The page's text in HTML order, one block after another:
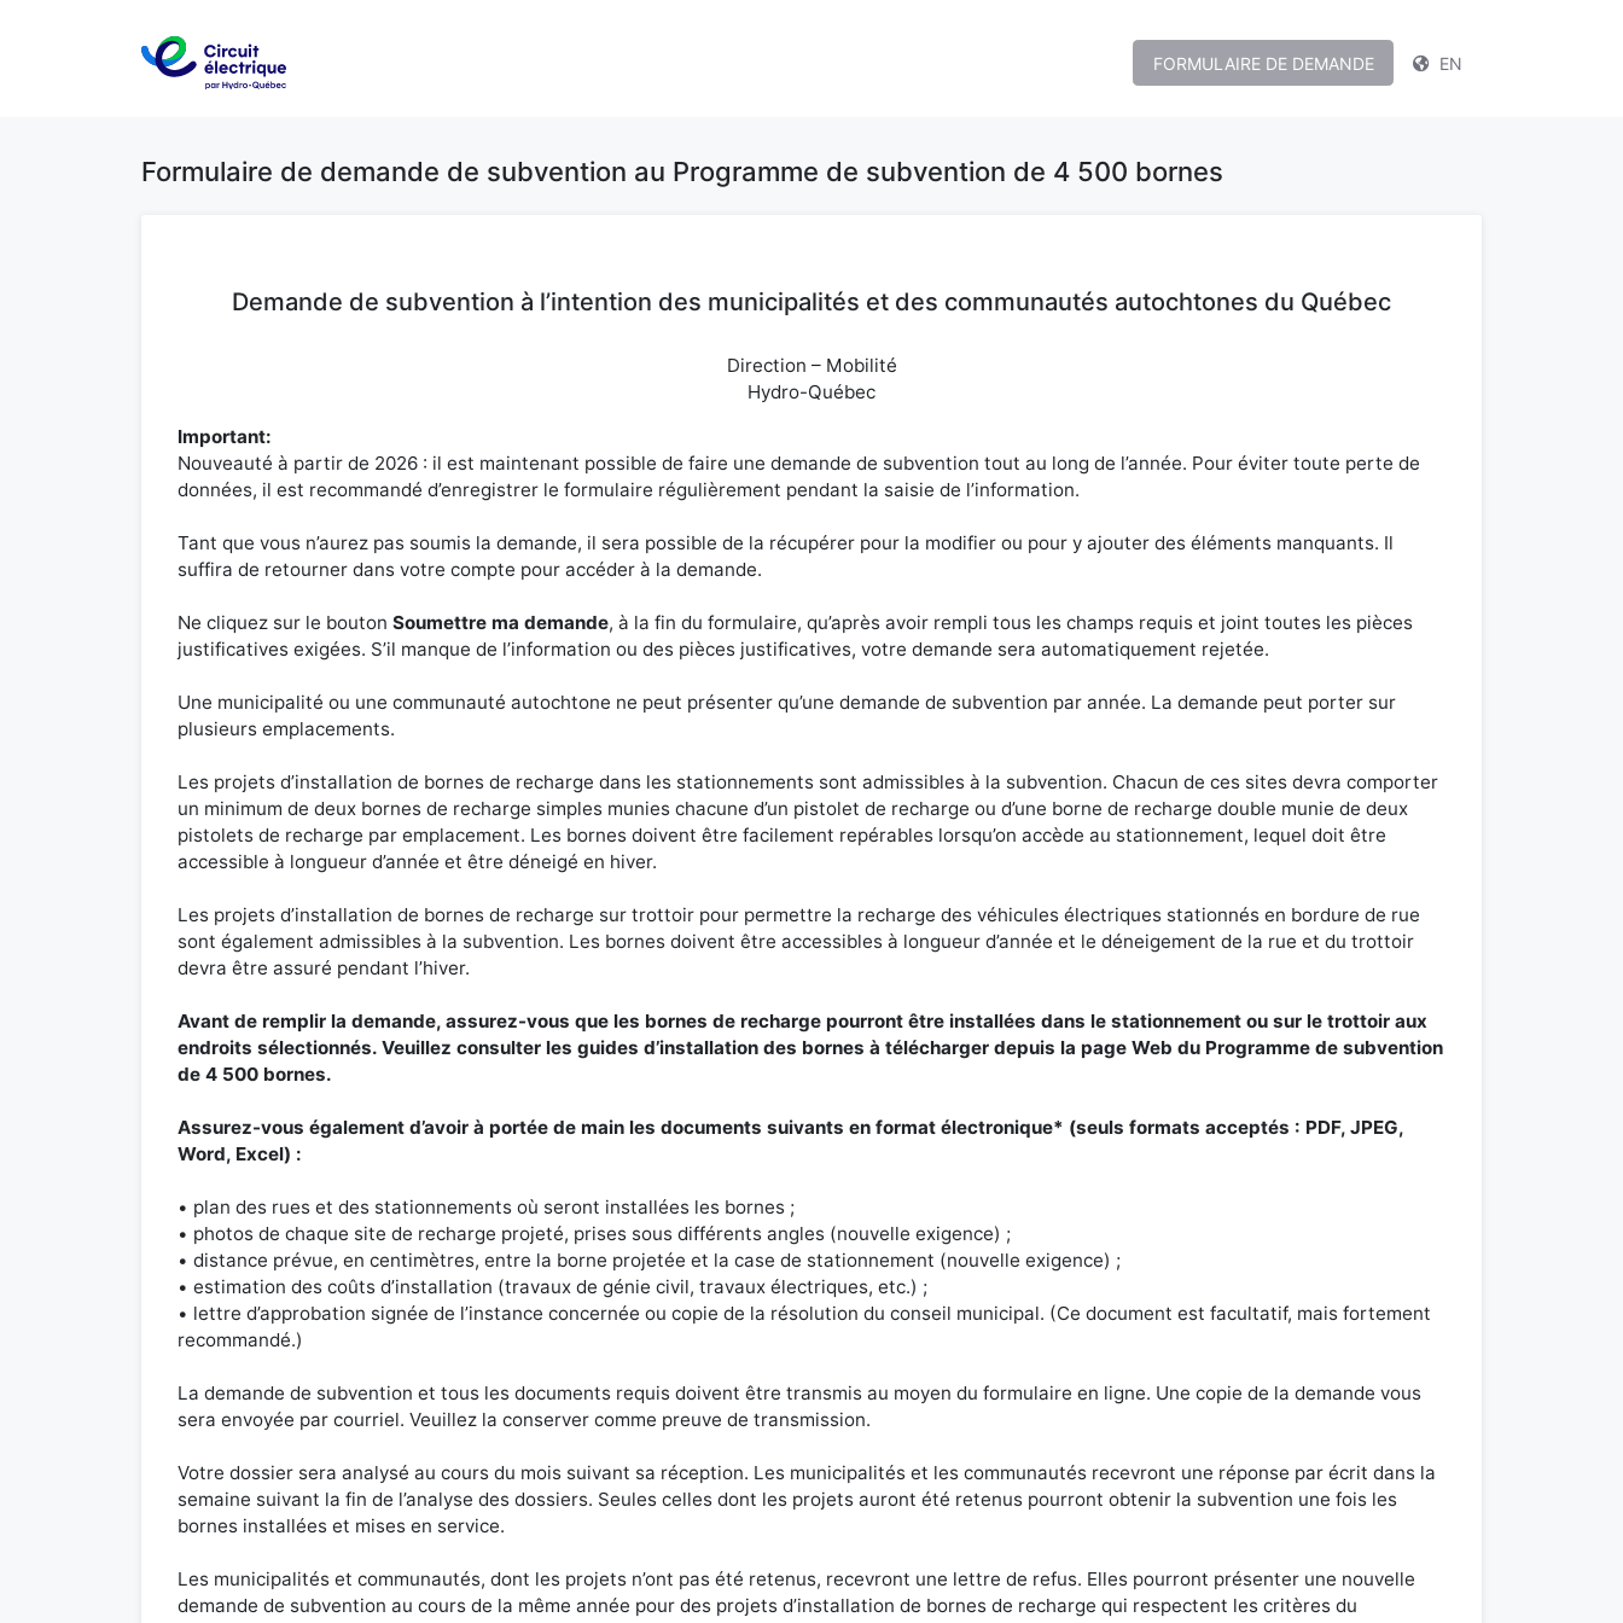
FORMULAIRE DE DEMANDE EN
Formulaire de demande de subvention au Programme de subvention de 4 500 bornes
Demande de subvention à l’intention des municipalités et des communautés autochtones du Québec
Direction – Mobilité
Hydro-Québec
Important:
Nouveauté à partir de 2026 : il est maintenant possible de faire une demande de subvention tout au long de l’année. Pour éviter toute perte de
données, il est recommandé d’enregistrer le formulaire régulièrement pendant la saisie de l’information.
Tant que vous n’aurez pas soumis la demande, il sera possible de la récupérer pour la modifier ou pour y ajouter des éléments manquants. Il
suffira de retourner dans votre compte pour accéder à la demande.
Ne cliquez sur le boutonSoumettre ma demande, à la fin du formulaire, qu’après avoir rempli tous les champs requis et joint toutes les pièces
justificatives exigées. S’il manque de l’information ou des pièces justificatives, votre demande sera automatiquement rejetée.
Une municipalité ou une communauté autochtone ne peut présenter qu’une demande de subvention par année. La demande peut porter sur
plusieurs emplacements.
Les projets d’installation de bornes de recharge dans les stationnements sont admissibles à la subvention. Chacun de ces sites devra comporter
un minimum de deux bornes de recharge simples munies chacune d’un pistolet de recharge ou d’une borne de recharge double munie de deux
pistolets de recharge par emplacement. Les bornes doivent être facilement repérables lorsqu’on accède au stationnement, lequel doit être
accessible à longueur d’année et être déneigé en hiver.
Les projets d’installation de bornes de recharge sur trottoir pour permettre la recharge des véhicules électriques stationnés en bordure de rue
sont également admissibles à la subvention. Les bornes doivent être accessibles à longueur d’année et le déneigement de la rue et du trottoir
devra être assuré pendant l’hiver.
Avant de remplir la demande, assurez-vous que les bornes de recharge pourront être installées dans le stationnement ou sur le trottoir aux
endroits sélectionnés. Veuillez consulter les guides d’installation des bornes à télécharger depuis la page Web du Programme de subvention
de 4 500 bornes.
Assurez-vous également d’avoir à portée de main les documents suivants en format électronique* (seuls formats acceptés : PDF, JPEG,
Word, Excel) :
• plan des rues et des stationnements où seront installées les bornes ;
• photos de chaque site de recharge projeté, prises sous différents angles (nouvelle exigence) ;
• distance prévue, en centimètres, entre la borne projetée et la case de stationnement (nouvelle exigence) ;
• estimation des coûts d’installation (travaux de génie civil, travaux électriques, etc.) ;
• lettre d’approbation signée de l’instance concernée ou copie de la résolution du conseil municipal. (Ce document est facultatif, mais fortement
recommandé.)
La demande de subvention et tous les documents requis doivent être transmis au moyen du formulaire en ligne. Une copie de la demande vous
sera envoyée par courriel. Veuillez la conserver comme preuve de transmission.
Votre dossier sera analysé au cours du mois suivant sa réception. Les municipalités et les communautés recevront une réponse par écrit dans la
semaine suivant la fin de l’analyse des dossiers. Seules celles dont les projets auront été retenus pourront obtenir la subvention une fois les
bornes installées et mises en service.
Les municipalités et communautés, dont les projets n’ont pas été retenus, recevront une lettre de refus. Elles pourront présenter une nouvelle
demande de subvention au cours de la même année pour des projets d’installation de bornes de recharge qui respectent les critères du